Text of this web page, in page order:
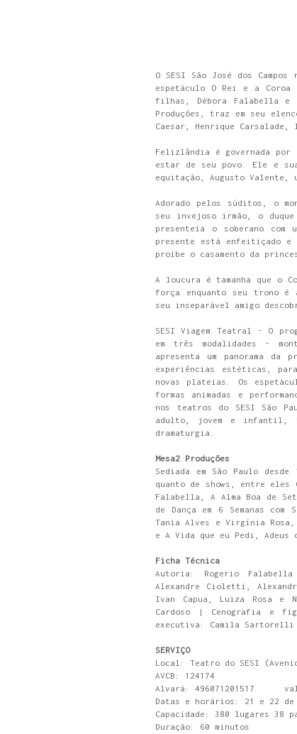
O SESI São José dos
espetáculo O Rei e a
filhas, Débora Falabella e
Produções, traz em seu
Caesar, Henrique
Felizlândia é governada por
estar de seu povo. Ele e
equitação, Augusto Valente,
Adorado pelos súditos, o
seu invejoso irmão, o
presenteia o soberano
presente está enfeitiçado e
proíbe o casamento da
A loucura é tamanha que o
força enquanto seu trono é
seu inseparável amigo
SESI Viagem Teatral - O
em três modalidades -
apresenta um panorama da
experiências estéticas,
novas plateias. Os
formas animadas e
nos teatros do SESI São
adulto, jovem e infantil,
dramaturgia.
Mesa2 Produções
Sediada em São Paulo
quanto de shows, entre eles
Falabella, A Alma Boa de
de Dança em 6 Semanas
Tania Alves e Virgínia
e A Vida que eu Pedi, Adeus
Ficha Técnica
Autoria: Rogerio
Alexandre Cioletti,
Ivan Capua, Luiza Rosa e
Cardoso | Cenografia e
executiva: Camila Sartorelli
SERVIÇO
Local: Teatro do SESI
AVCB: 124174
Alvará: 496071201517
Datas e horários: 21 e 22 de
Capacidade: 380 lugares 38
Duração: 60 minutos